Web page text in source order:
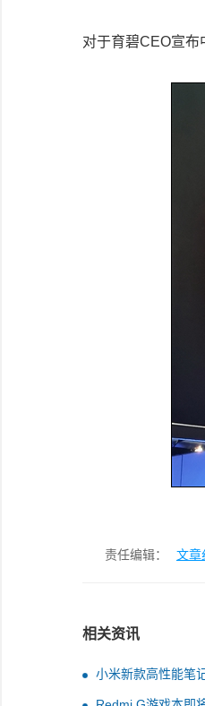
对于育碧CEO宣布
责任编辑： 文章
相关资讯
小米新款高性能笔